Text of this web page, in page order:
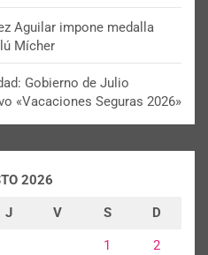
Aguilar impone medalla
Mícher
Gobierno de Julio
«Vacaciones Seguras 2026»
2026
J V S D
1 2